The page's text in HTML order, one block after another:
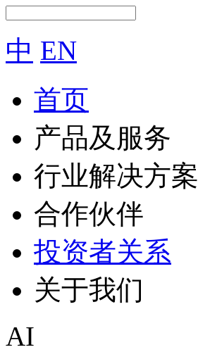
中 EN
首页
产品及服务
行业解决方案
合作伙伴
投资者关系
关于我们
AI